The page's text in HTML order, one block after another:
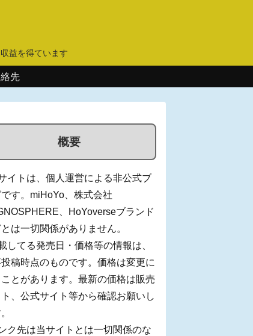
益を得ています
先
概要
イトは、個人運営による非公式ブ
です。miHoYo、株式会社
、HoYoverseブランド
は一切関係がありません。
してる発売日・価格等の情報は、
稿時点のものです。価格は変更に
とがあります。最新の価格は販売
、公式サイト等から確認お願いし
ク先は当サイトとは一切関係のな